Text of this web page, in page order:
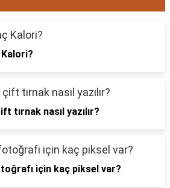
tırnak nasıl yazılır?
için kaç piksel var?